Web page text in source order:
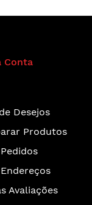
Conta
Desejos
Produtos
Avaliações